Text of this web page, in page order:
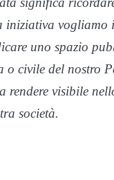
vogliamo
uno spazio
civile del nostro
visibile
società.